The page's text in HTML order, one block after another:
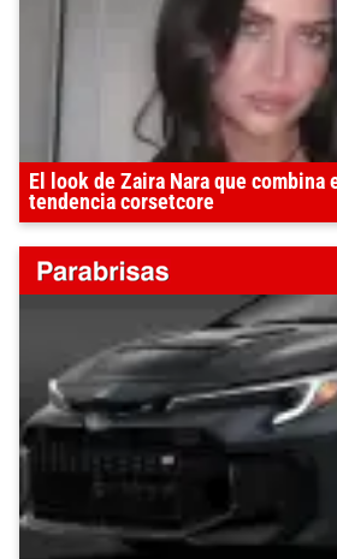
El look de Zaira Nara que combina
tendencia corsetcore